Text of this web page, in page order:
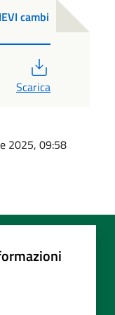
cambi
Scarica
2025, 09:58